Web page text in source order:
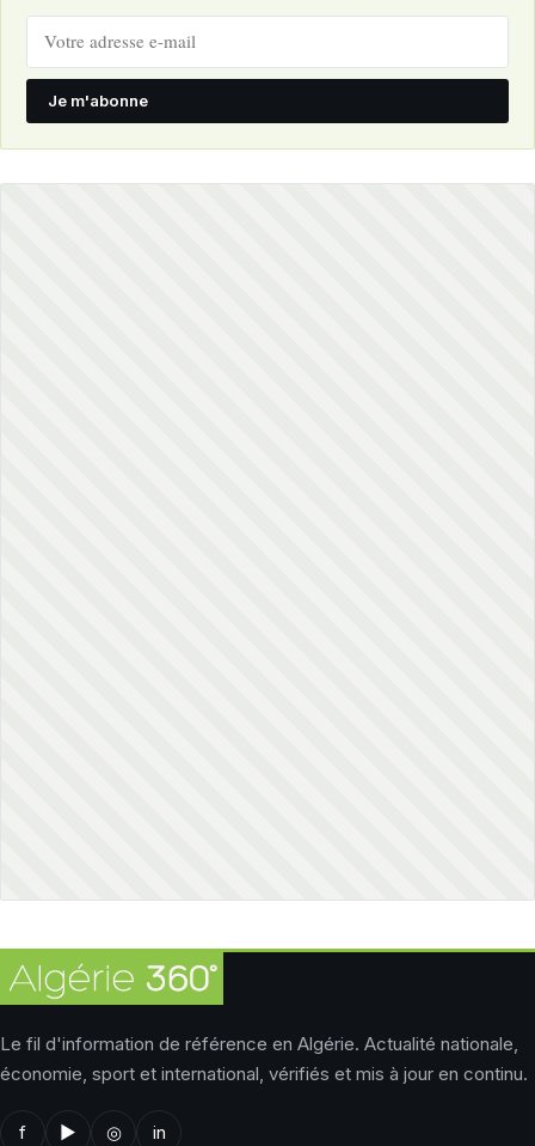
Je m'abonne
Le fil d'information de référence en Algérie. Actualité nationale,
économie, sport et international, vérifiés et mis à jour en continu.
f ▶ ◎ in